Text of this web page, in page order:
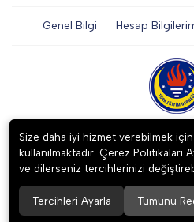
Genel Bilgi Hesap
2023 ©TÜRK EĞİTİM DERNEĞİ
saklıdır.
Size daha iyi hizmet verebilmek
kullanılmaktadır. Çerez Politikaları
ve dilerseniz tercihlerinizi
Tercihleri Ayarla Tümünü